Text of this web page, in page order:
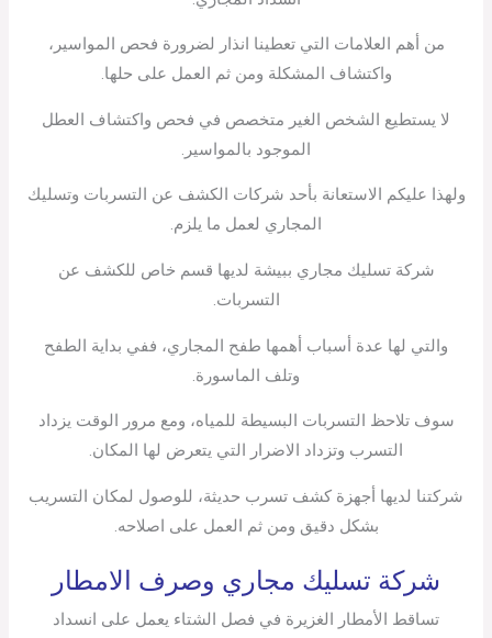
من أهم العلامات التي تعطينا انذار لضرورة فحص المواسير،
واكتشاف المشكلة ومن ثم العمل على حلها.
لا يستطيع الشخص الغير متخصص في فحص واكتشاف العطل
الموجود بالمواسير.
ولهذا عليكم الاستعانة بأحد شركات الكشف عن التسربات وتسليك
المجاري لعمل ما يلزم.
شركة تسليك مجاري ببيشة لديها قسم خاص للكشف عن
التسربات.
والتي لها عدة أسباب أهمها طفح المجاري، ففي بداية الطفح
وتلف الماسورة.
سوف تلاحظ التسربات البسيطة للمياه، ومع مرور الوقت يزداد
التسرب وتزداد الاضرار التي يتعرض لها المكان.
شركتنا لديها أجهزة كشف تسرب حديثة، للوصول لمكان التسريب
بشكل دقيق ومن ثم العمل على اصلاحه.
شركة تسليك مجاري وصرف الامطار
تساقط الأمطار الغزيرة في فصل الشتاء يعمل على انسداد